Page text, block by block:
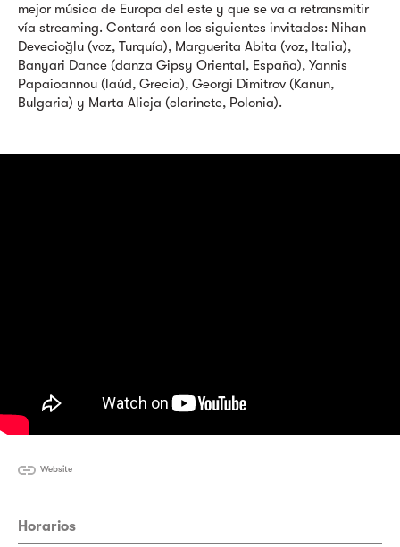
mejor música de Europa del este y que se va a retransmitir
vía streaming. Contará con los siguientes invitados: Nihan
Devecioğlu (voz, Turquía), Marguerita Abita (voz, Italia),
Banyari Dance (danza Gipsy Oriental, España), Yannis
Papaioannou (laúd, Grecia), Georgi Dimitrov (Kanun,
Bulgaria) y Marta Alicja (clarinete, Polonia).
Website
Horarios